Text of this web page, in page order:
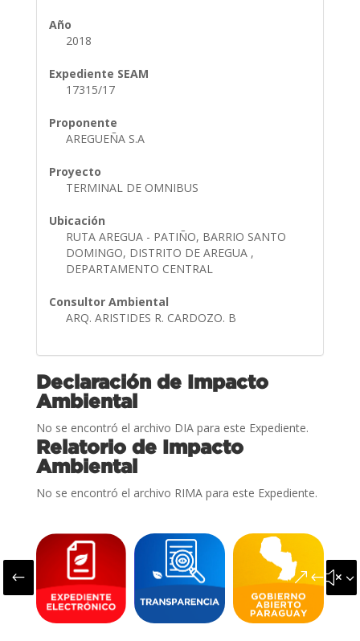
Año
2018
Expediente SEAM
17315/17
Proponente
AREGUEÑA S.A
Proyecto
TERMINAL DE OMNIBUS
Ubicación
RUTA AREGUA - PATIÑO, BARRIO SANTO
DOMINGO, DISTRITO DE AREGUA ,
DEPARTAMENTO CENTRAL
Consultor Ambiental
ARQ. ARISTIDES R. CARDOZO. B
Declaración de Impacto
Ambiental
No se encontró el archivo DIA para este Expediente.
Relatorio de Impacto
Ambiental
No se encontró el archivo RIMA para este Expediente.
#